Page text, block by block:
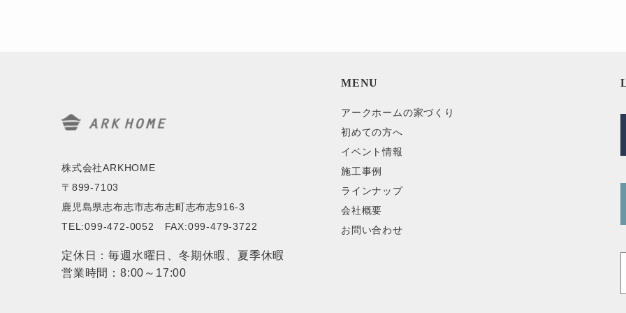
株式会社ARKHOME
〒899-7103
鹿児島県志布志市志布志町志布志916-3
TEL:099-472-0052 FAX:099-479-3722
定休日：毎週水曜日、冬期休暇、夏季休暇
営業時間：8:00～17:00
MENU
アークホームの家づくり
初めての方へ
イベント情報
施工事例
ラインナップ
会社概要
お問い合わせ